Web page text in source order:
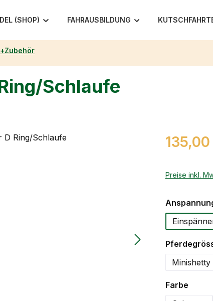
(SHOP) FAHRAUSBILDUNG
Schlaufe
Regulärer
Preise inkl.
Minishetty
Farbe